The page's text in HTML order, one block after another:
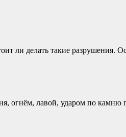
ли делать такие разрушения.
огнём, лавой, ударом по камню